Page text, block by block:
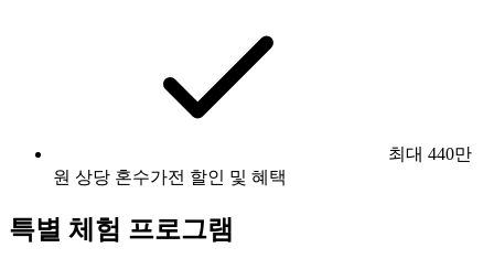
최대 440만
원 상당 혼수가전 할인 및 혜택
특별 체험 프로그램